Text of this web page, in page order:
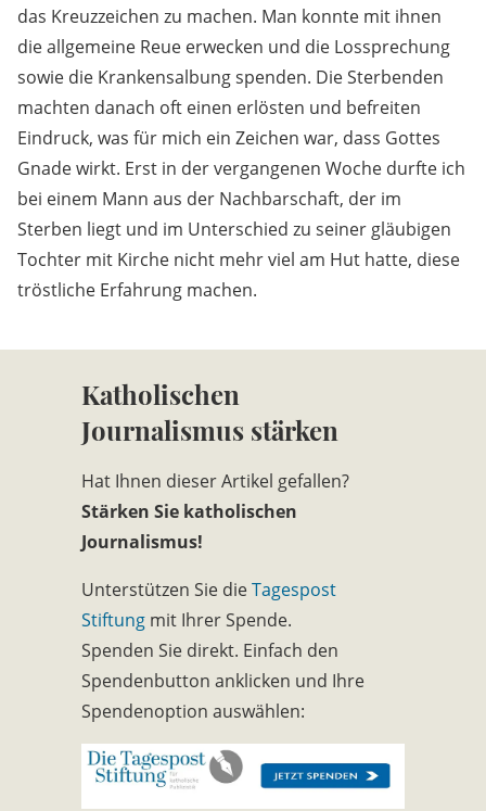
das Kreuzzeichen zu machen. Man konnte mit ihnen
die allgemeine Reue erwecken und die Lossprechung
sowie die Krankensalbung spenden. Die Sterbenden
machten danach oft einen erlösten und befreiten
Eindruck, was für mich ein Zeichen war, dass Gottes
Gnade wirkt. Erst in der vergangenen Woche durfte ich
bei einem Mann aus der Nachbarschaft, der im
Sterben liegt und im Unterschied zu seiner gläubigen
Tochter mit Kirche nicht mehr viel am Hut hatte, diese
tröstliche Erfahrung machen.
Katholischen
Journalismus stärken
Hat Ihnen dieser Artikel gefallen?
Stärken Sie katholischen
Journalismus!
Unterstützen Sie dieTagespost
Stiftung mit Ihrer Spende.
Spenden Sie direkt. Einfach den
Spendenbutton anklicken und Ihre
Spendenoption auswählen: